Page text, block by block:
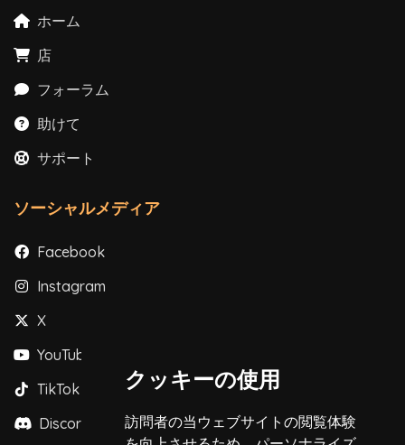
クッキーの使用
訪問者の当ウェブサイトの閲覧体験
ホーム
店
フォーラム
助けて
サポート
ソーシャルメディア
Facebook
Instagram
X
YouTube
TikTok
Discord